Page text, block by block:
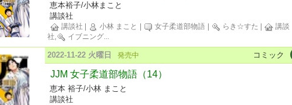
恵本裕子/小林まこと
講談社
講談社 小林 まこと 女子柔道部物語 らき☆すた
講談
社,
イブニング...
コミック
2022-11-22 火曜日 発売中
JJM 女子柔道部物語（14）
恵本 裕子/小林 まこと
講談社